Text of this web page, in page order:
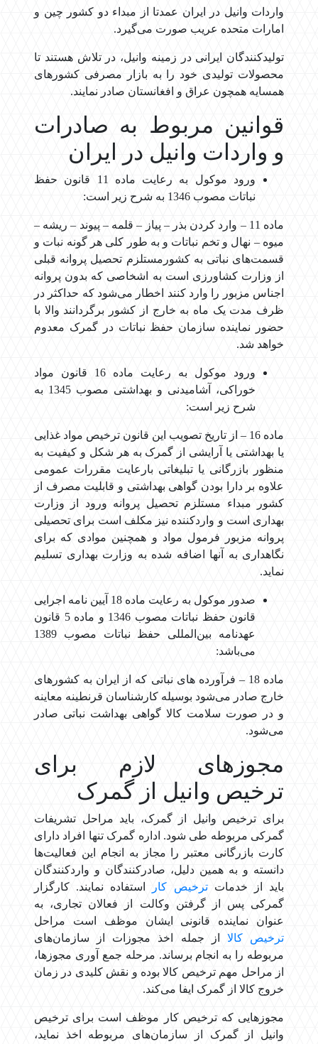
واردات وانیل در ایران عمدتا از مبداء دو کشور چین و
امارات متحده عریب صورت می‌گیرد.
تولیدکنندگان ایرانی در زمینه وانیل، در تلاش هستند تا
محصولات تولیدی خود را به بازار مصرفی کشورهای
همسایه همچون عراق و افغانستان صادر نمایند.
قوانین مربوط به صادرات
و واردات وانیل در ایران
ورود موکول به رعایت ماده 11 قانون حفظ
نباتات مصوب 1346 به شرح زیر است:
‌ماده 11 – وارد کردن بذر – پیاز – قلمه – پیوند – ریشه –
میوه – نهال و تخم نباتات و به طور کلی هر گونه نبات و
قسمت‌های نباتی به کشور‌مستلزم تحصیل پروانه قبلی
از وزارت کشاورزی است به اشخاصی که بدون پروانه
اجناس مزبور را وارد کنند اخطار می‌شود که حداکثر در
ظرف مدت ‌یک ماه به خارج از کشور برگردانند والا با
حضور نماینده سازمان حفظ نباتات در گمرک معدوم
خواهد شد.
ورود موکول به رعایت ماده 16 قانون مواد
خوراکی، آشامیدنی و بهداشتی مصوب 1345 به
شرح زیر است:
ماده 16 – از تاریخ تصویب این قانون ترخیص مواد غذایی
یا بهداشتی یا آرایشی از گمرک به هر شکل و کیفیت به
منظور بازرگانی یا تبلیغاتی با‌رعایت مقررات عمومی
علاوه بر دارا بودن گواهی بهداشتی و قابلیت مصرف از
کشور مبداء مستلزم تحصیل پروانه ورود از وزارت
بهداری است و ‌واردکننده نیز مکلف است برای تحصیلی
پروانه مزبور فرمول مواد و همچنین موادی که برای
نگاهداری به آنها اضافه شده به وزارت بهداری تسلیم
‌نماید.
صدور موکول به رعایت ماده 18 آیین ‌نامه اجرایی
قانون حفظ نباتات مصوب 1346 و ماده 5 قانون
عهدنامه بین‌المللی حفظ نباتات مصوب 1389
می‌باشد:
ماده 18 – فرآورده های نباتی كه از ايران به كشورهای
خارج صادر می‌شود بوسيله كارشناسان قرنطينه معاينه
و در صورت سلامت كالا گواهی بهداشت نباتی صادر
می‌شود.
مجوزهای لازم برای
ترخیص وانیل از گمرک
برای ترخیص وانیل از گمرک، باید مراحل تشریفات
گمرکی مربوطه طی شود. اداره گمرک تنها افراد دارای
کارت بازرگانی معتبر را مجاز به انجام این فعالیت‌ها
دانسته و به همین دلیل، صادرکنندگان و واردکنندگان
باید از خدماتترخیص کار
استفاده نمایند. کارگزار
گمرکی پس از گرفتن وکالت از فعالان تجاری، به
عنوان نماینده قانونی ایشان موظف است مراحل
ترخیص کالا از جمله اخذ مجوزات از سازمان‌های
مربوطه را به انجام برساند. مرحله جمع آوری مجوزها،
از مراحل مهم ترخیص کالا بوده و نقش کلیدی در زمان
خروج کالا از گمرک ایفا می‌کند.
مجوزهایی که ترخیص کار موظف است برای ترخیص
وانیل از گمرک از سازمان‌های مربوطه اخذ نماید،